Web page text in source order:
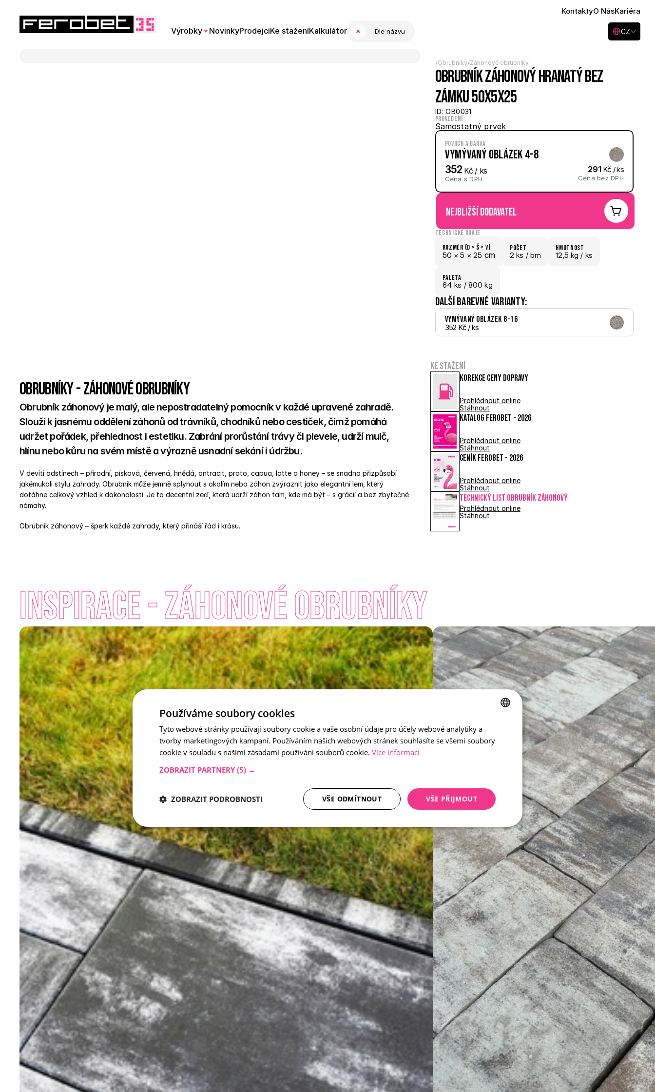
KontaktyO NásKariéra
Výrobky NovinkyProdejciKe staženíKalkulátor Dle názvu
Select Language
CZ
/Obrubníky/Záhonové obrubníky
Obrubník záhonový hranatý bez
zámku 50x5x25
ID: OB0031
Provedení
Samostatný prvek
Povrch a barva
Vymývaný Oblázek 4-8
352 Kč / ks
Cena s DPH
291 Kč / ks
Cena bez DPH
nejbližší dodavatel
Technické údaje
Rozměr (D × š × V)
50 × 5 × 25 cm
počet
2 ks / bm
hmotnost
12,5 kg / ks
paletA
64 ks / 800 kg
Další barevné varianty:
Vymývaný Oblázek 8-16
352 Kč / ks
Obrubníky - Záhonové obrubníky
Obrubník záhonový je malý, ale nepostradatelný pomocník v každé upravené zahradě.
Slouží k jasnému oddělení záhonů od trávníků, chodníků nebo cestiček, čímž pomáhá
udržet pořádek, přehlednost i estetiku. Zabrání prorůstání trávy či plevele, udrží mulč,
hlínu nebo kůru na svém místě a výrazně usnadní sekání i údržbu.
V devíti odstínech – přírodní, písková, červená, hnědá, antracit, prato, capua, latte a honey – se snadno přizpůsobí
jakémukoli stylu zahrady. Obrubník může jemně splynout s okolím nebo záhon zvýraznit jako elegantní lem, který
dotáhne celkový vzhled k dokonalosti. Je to decentní zeď, která udrží záhon tam, kde má být – s grácií a bez zbytečné
námahy.
Obrubník záhonový – šperk každé zahrady, který přináší řád i krásu.
Ke stažení
Korekce ceny dopravy
Prohlédnout online
Stáhnout
Katalog FEROBET - 2026
Prohlédnout online
Stáhnout
Ceník FEROBET - 2026
Prohlédnout online
Stáhnout
Technický list OBRUBNÍK ZÁHONOVÝ
Prohlédnout online
Stáhnout
INSPIRACE - Záhonové obrubníky
CZECH
ENGLISH
Používáme soubory cookies
Tyto webové stránky používají soubory cookie a vaše osobní údaje pro účely webové analytiky a
tvorby marketingových kampaní. Používáním našich webových stránek souhlasíte se všemi soubory
cookie v souladu s našimi zásadami používání souborů cookie. Více informací
ZOBRAZIT PARTNERY (5) →
VŠE PŘIJMOUT
VŠE ODMÍTNOUT
ZOBRAZIT PODROBNOSTI
Nezbytně nutné soubory Analytika Marketing
Nezbytně nutné soubory Analytika Marketing
Nezbytně nutné soubory cookie umožňují základní funkce webových stránek, jako je přihlášení uživatele a správa účtu. Webové
stránky nelze bez nezbytně nutných souborů cookie správně používat.
Název
Poskytovatel /
Doména
Vyprší Popis
CookieScriptConsent
CookieScript
.ferobet.cz
5 měsíců
4 týdny
Tento soubor cookie používá služba Cookie-Script.com k
zapamatování předvoleb souhlasu se soubory cookie
návštěvníků. Je nutné, aby banner cookie Cookie-Script.com
fungoval správně.
laravel_session
kalkulacka.ferobet.cz
Zavřením
prohlížeče
Interně laravel používá laravel_session k identifikaci instance
relace pro uživatele
.ferobet.cz
4 týdny 2
dny
Tento cookie se používá k jedinečné identifikaci zařízení, která
mají přístup k webové stránce, aby sledovala používání a zlepšila
uživatelskou zkušenost.
XSRF-TOKEN
kalkulacka.ferobet.cz
1 rok
Tento soubor cookie je napsán, aby pomohl se zabezpečením
stránek při prevenci útoků padělání mezi weby.
Zásadách ochrany osobních údajů společnosti Google.